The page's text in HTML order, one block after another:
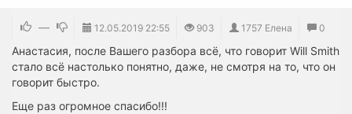
— 12.05.2019 22:55 903 1757 Елена 0
Анастасия, после Вашего разбора всё, что говорит Will Smith
стало всё настолько понятно, даже, не смотря на то, что он
говорит быстро.
Еще раз огромное спасибо!!!